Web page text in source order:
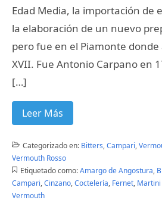
Edad Media, la importación de
la elaboración de un nuevo
pero fue en el Piamonte
XVII. Fue Antonio Carpano en
[…]
Leer Más
Categorizado en: Bitters,Campari,
Vermouth Rosso
Etiquetado como: Amargo de Angostura,
Campari,Cinzano,Coctelería, Fernet, Martini
Vermouth